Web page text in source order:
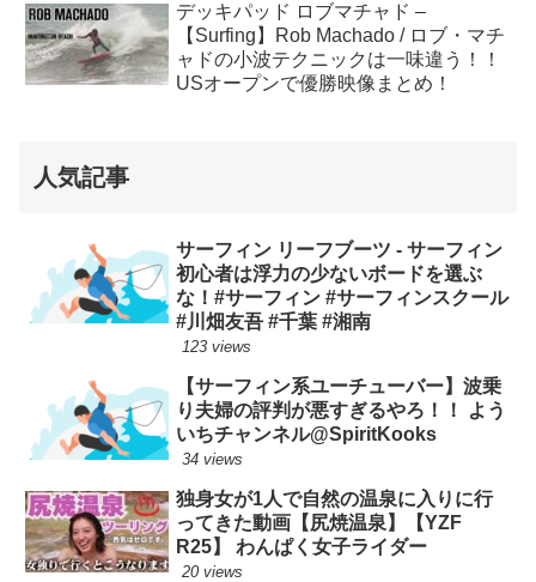
デッキパッド ロブマチャド –
【Surfing】Rob Machado / ロブ・マチ
ャドの小波テクニックは一味違う！！
USオープンで優勝映像まとめ！
人気記事
サーフィン リーフブーツ - サーフィン
初心者は浮力の少ないボードを選ぶ
な！#サーフィン #サーフィンスクール
#川畑友吾 #千葉 #湘南
123 views
【サーフィン系ユーチューバー】波乗
り夫婦の評判が悪すぎるやろ！！ よう
いちチャンネル@SpiritKooks
34 views
独身女が1人で自然の温泉に入りに行
ってきた動画【尻焼温泉】【YZF
R25】 わんぱく女子ライダー
20 views